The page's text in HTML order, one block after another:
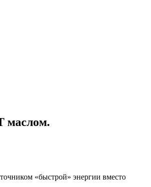
маслом.
«быстрой» энергии вместо